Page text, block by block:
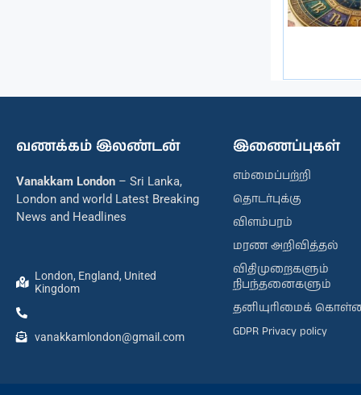
வணக்கம் இலண்டன்
Vanakkam London – Sri Lanka,
London and world Latest Breaking
News and Headlines
London, England, United
Kingdom
vanakkamlondon@gmail.com
இணைப்புகள்
எம்மைப்பற்றி
தொடர்புக்கு
விளம்பரம்
மரண அறிவித்தல்
விதிமுறைகளும்
நிபந்தனைகளும்
தனியுரிமைக்
GDPR Privacy policy